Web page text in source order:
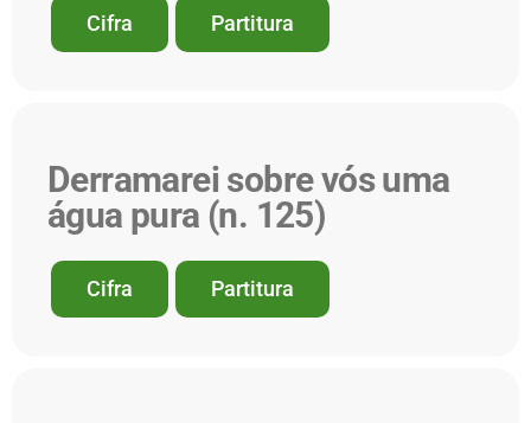
Cifra Partitura
Derramarei sobre vós uma
água pura (n. 125)
Cifra Partitura